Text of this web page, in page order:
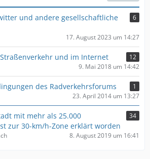
und andere gesellschaftliche
6
17. August 2023 um 14:27
und im Internet
12
9. Mai 2018 um 14:42
des Radverkehrsforums
1
23. April 2014 um 13:27
mit mehr als 25.000
zur 30-km/h-Zone erklärt worden
34
8. August 2019 um 16:41